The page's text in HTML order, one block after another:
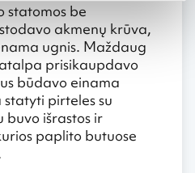
statomos be
akmenų krūva,
ugnis. Maždaug
prisikaupdavo
būdavo einama
pirteles su
buvo išrastos ir
paplito butuose